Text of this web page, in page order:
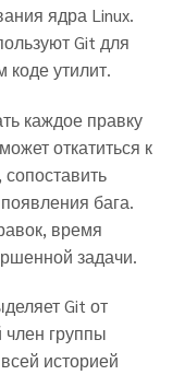
ядра Linux.
Git для
коде утилит.
каждое правку
откатиться к
бага.
время
задачи.
Git от
группы
историей